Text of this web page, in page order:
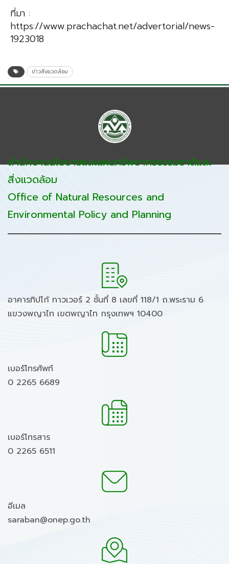
ที่มา :
https://www.prachachat.net/advertorial/news-
1923018
ข่าวสิ่งแวดล้อม
สำนักงานนโยบายและแผนทรัพยากรธรรมชาติและ
สิ่งแวดล้อม
Office of Natural Resources and
Environmental Policy and Planning
อาคารทิปโก้ ทาวเวอร์ 2 ชั้นที่ 8 เลขที่ 118/1 ถ.พระราม 6
แขวงพญาไท เขตพญาไท กรุงเทพฯ 10400
เบอร์โทรศัพท์
0 2265 6689
เบอร์โทรสาร
0 2265 6511
อีเมล
saraban@onep.go.th